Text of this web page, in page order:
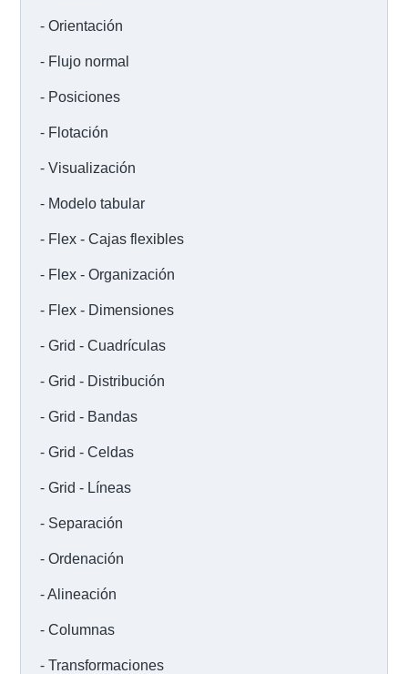
Orientación
Flujo normal
Posiciones
Flotación
Visualización
Modelo tabular
Flex - Cajas flexibles
Flex - Organización
Flex - Dimensiones
Grid - Cuadrículas
Grid - Distribución
Grid - Bandas
Grid - Celdas
Grid - Líneas
Separación
Ordenación
Alineación
Columnas
Transformaciones